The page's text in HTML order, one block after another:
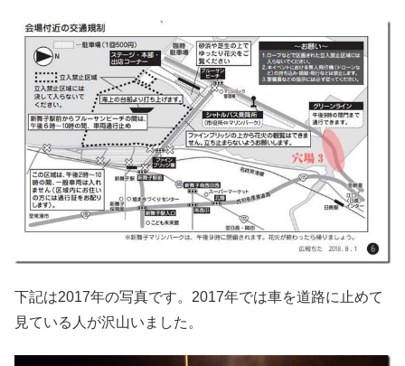
下記は2017年の写真です。2017年では車を道路に止めて
見ている人が沢山いました。